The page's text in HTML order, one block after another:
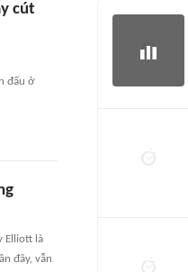
cút
đấu ở
Elliott là
đây, vẫn